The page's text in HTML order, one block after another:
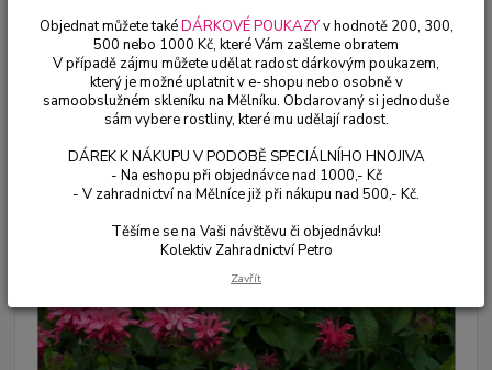
Objednat můžete takéDÁRKOVÉ POUKAZYv hodnotě 200, 300,
500 nebo 1000 Kč, které Vám zašleme obratem
V případě zájmu můžete udělat radost dárkovým poukazem,
který je možné uplatnit v e-shopu nebo osobně v
samoobslužném skleníku na Mělníku. Obdarovaný si jednoduše
sám vybere rostliny, které mu udělají radost.
DÁREK K NÁKUPU V PODOBĚ SPECIÁLNÍHO HNOJIVA
- Na eshopu při objednávce nad 1000,- Kč
- V zahradnictví na Mělníce již při nákupu nad 500,- Kč.
Těšíme se na Vaši návštěvu či objednávku!
Kolektiv Zahradnictví Petro
Zavřít